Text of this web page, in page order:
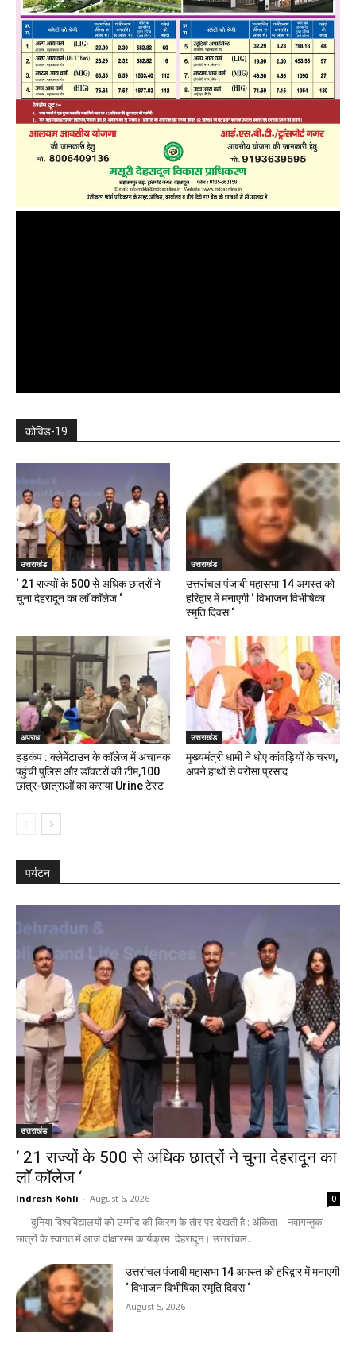
कोविड-19
उत्तराखंड
‘ 21 राज्यों के 500 से अधिक छात्रों ने
चुना देहरादून का लाॅ काॅलेज ‘
उत्तराखंड
उत्तरांचल पंजाबी महासभा 14 अगस्त को
हरिद्वार में मनाएगी ‘ विभाजन विभीषिका
स्मृति दिवस ‘
अपराध
हड़कंप : क्लेमेंटाउन के कॉलेज में अचानक
पहुंची पुलिस और डॉक्टरों की टीम,100
छात्र-छात्राओं का कराया Urine टेस्ट
उत्तराखंड
मुख्यमंत्री धामी ने धोए कांवड़ियों के चरण,
अपने हाथों से परोसा प्रसाद
पर्यटन
उत्तराखंड
‘ 21 राज्यों के 500 से अधिक छात्रों ने चुना देहरादून का
लाॅ काॅलेज ‘
Indresh Kohli - August 6, 2026 0
- दुनिया विश्वविद्यालयों को उम्मीद की किरण के तौर पर देखती है : अंकिता - नवागन्तुक
छात्रों के स्वागत में आज दीक्षारम्भ कार्यक्रम देहरादून। उत्तरांचल...
उत्तरांचल पंजाबी महासभा 14 अगस्त को हरिद्वार में मनाएगी
‘ विभाजन विभीषिका स्मृति दिवस ‘
August 5, 2026